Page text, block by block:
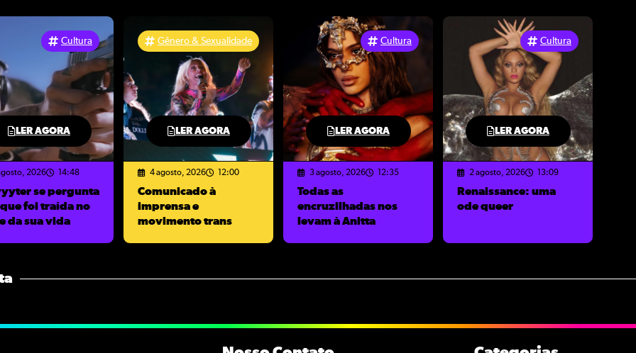
LER AGORA
Cultura
2026 14:48
se pergunta
foi traída no
da sua vida
LER AGORA
Gênero & Sexualidade
4 agosto, 2026 12:00
Comunicado à
imprensa e
movimento trans
LER AGORA
Cultura
3 agosto, 2026 12:35
Todas as
encruzilhadas nos
levam à Anitta
LER AGORA
Cultura
2 agosto, 2026 13:09
Renaissance: uma
ode queer